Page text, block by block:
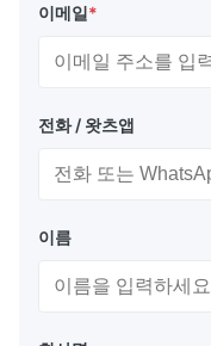
이메일*
전화 / 왓츠앱
이름